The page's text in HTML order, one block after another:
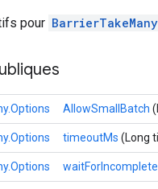
pour BarrierTakeMany
AllowSmallBatch
timeoutMs (Long
waitForIncomplete